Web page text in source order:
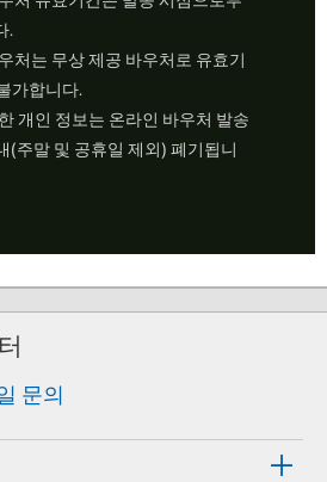
.
처는 무상 제공 바우처로 유효기
가합니다.
개인 정보는 온라인 바우처 발송
(주말 및 공휴일 제외) 폐기됩니
문의